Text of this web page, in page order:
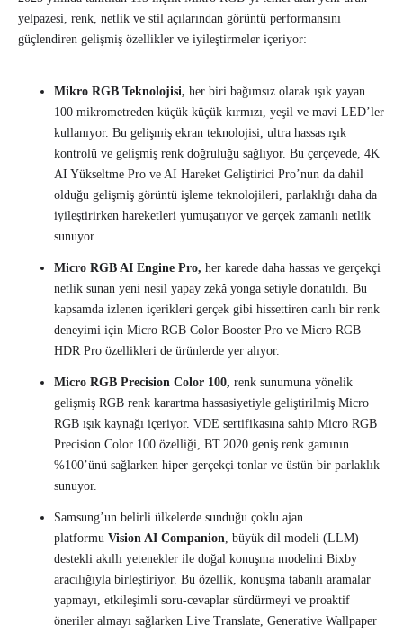
yelpazesi, renk, netlik ve stil açılarından görüntü performansını
güçlendiren gelişmiş özellikler ve iyileştirmeler içeriyor:
Mikro RGB Teknolojisi, her biri bağımsız olarak ışık yayan
100 mikrometreden küçük küçük kırmızı, yeşil ve mavi LED’ler
kullanıyor. Bu gelişmiş ekran teknolojisi, ultra hassas ışık
kontrolü ve gelişmiş renk doğruluğu sağlıyor. Bu çerçevede, 4K
AI Yükseltme Pro ve AI Hareket Geliştirici Pro’nun da dahil
olduğu gelişmiş görüntü işleme teknolojileri, parlaklığı daha da
iyileştirirken hareketleri yumuşatıyor ve gerçek zamanlı netlik
sunuyor.
Micro RGB AI Engine Pro, her karede daha hassas ve gerçekçi
netlik sunan yeni nesil yapay zekâ yonga setiyle donatıldı. Bu
kapsamda izlenen içerikleri gerçek gibi hissettiren canlı bir renk
deneyimi için Micro RGB Color Booster Pro ve Micro RGB
HDR Pro özellikleri de ürünlerde yer alıyor.
Micro RGB Precision Color 100, renk sunumuna yönelik
gelişmiş RGB renk karartma hassasiyetiyle geliştirilmiş Micro
RGB ışık kaynağı içeriyor. VDE sertifikasına sahip Micro RGB
Precision Color 100 özelliği, BT.2020 geniş renk gamının
%100’ünü sağlarken hiper gerçekçi tonlar ve üstün bir parlaklık
sunuyor.
Samsung’un belirli ülkelerde sunduğu çoklu ajan
platformu Vision AI Companion, büyük dil modeli (LLM)
destekli akıllı yetenekler ile doğal konuşma modelini Bixby
aracılığıyla birleştiriyor. Bu özellik, konuşma tabanlı aramalar
yapmayı, etkileşimli soru-cevaplar sürdürmeyi ve proaktif
öneriler almayı sağlarken Live Translate, Generative Wallpaper